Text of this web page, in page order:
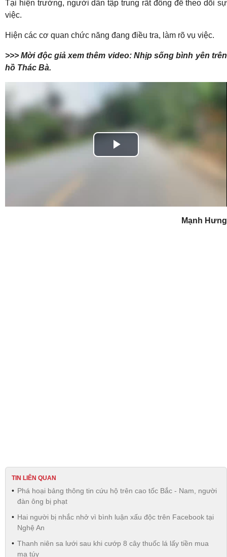
Tại hiện trường, người dân tập trung rất đông để theo dõi sự
việc.
Hiện các cơ quan chức năng đang điều tra, làm rõ vụ việc.
>>> Mời độc giả xem thêm video: Nhịp sống bình yên trên
hồ Thác Bà.
Play
Mạnh Hưng
TIN LIÊN QUAN
Phá hoại bảng thông tin cứu hộ trên cao tốc Bắc - Nam, người
đàn ông bị phạt
Hai người bị nhắc nhở vì bình luận xấu độc trên Facebook tại
Nghệ An
Thanh niên sa lưới sau khi cướp 8 cây thuốc lá lấy tiền mua
ma túy